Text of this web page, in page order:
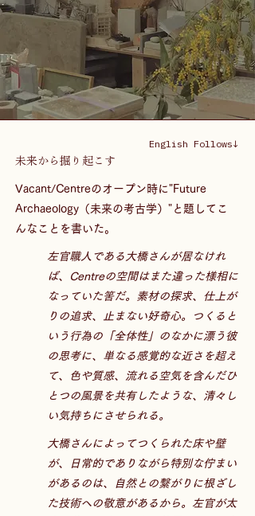
English Follows↓
未来から掘り起こす
Vacant/Centreのオープン時に⁡"Future
Archaeology（未来の考古学）"と題してこ
んなことを書いた。
左官職人である大橋さんが居なけれ
ば、Centreの空間はまた違った様相に
なっていた筈だ。素材の探求、仕上が
りの追求、止まない好奇心。つくると
いう行為の「全体性」のなかに漂う彼
の思考に、単なる感覚的な近さを超え
て、色や質感、流れる空気を含んだひ
とつの風景を共有したような、清々し
い気持ちにさせられる。
大橋さんによってつくられた床や壁
が、日常的でありながら特別な佇まい
があるのは、自然との繋がりに根ざし
た技術への敬意があるから。左官が太